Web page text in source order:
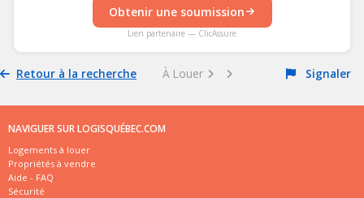
Obtenir une soumission
Lien partenaire — ClicAssure
Retour à la recherche À Louer Signaler
NAVIGUER SUR LOGISQUÉBEC.COM
Logements à louer
Propriétés à vendre
Aide - FAQ
Sécurité